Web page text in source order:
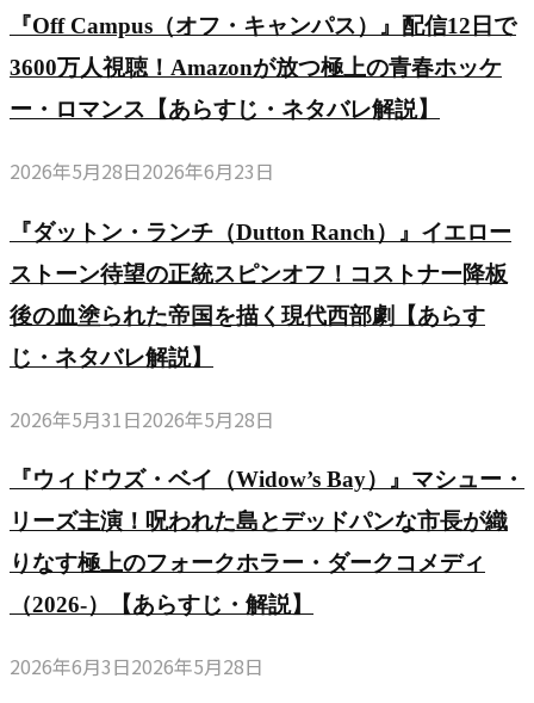
『Off Campus（オフ・キャンパス）』配信12日で
3600万人視聴！Amazonが放つ極上の青春ホッケ
ー・ロマンス【あらすじ・ネタバレ解説】
2026年5月28日2026年6月23日
『ダットン・ランチ（Dutton Ranch）』イエロー
ストーン待望の正統スピンオフ！コストナー降板
後の血塗られた帝国を描く現代西部劇【あらす
じ・ネタバレ解説】
2026年5月31日2026年5月28日
『ウィドウズ・ベイ（Widow’s Bay）』マシュー・
リーズ主演！呪われた島とデッドパンな市長が織
りなす極上のフォークホラー・ダークコメディ
（2026-）【あらすじ・解説】
2026年6月3日2026年5月28日